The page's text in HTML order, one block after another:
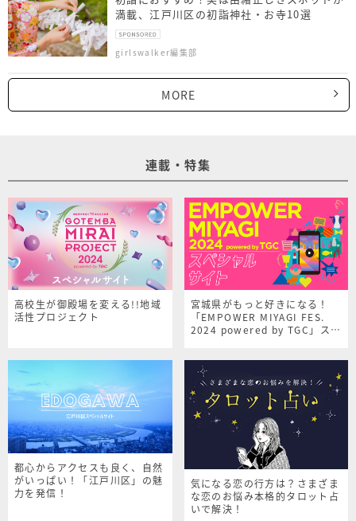
満載、江戸川区の初詣神社・お寺10選
girlswalker編集部
MORE
連載・特集
高校生が御殿場を変える!!地域
活性プロジェクト
宮城県がもっと好きになる！
「EMPOWER MIYAGI FES.
2024 powered by TGC」スペ
都心からアクセスも良く、自然
がいっぱい！「江戸川区」の魅
力を発信！
気になる恋の行方は？さまざま
な恋のお悩み本格的タロット占
いで解決！